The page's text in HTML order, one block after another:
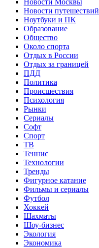
Новости Москвы
Новости путешествий
Ноутбуки и ПК
Образование
Общество
Около спорта
Отдых в России
Отдых за границей
ПДД
Политика
Происшествия
Психология
Рынки
Сериалы
Софт
Спорт
ТВ
Теннис
Технологии
Тренды
Фигурное катание
Фильмы и сериалы
Футбол
Хоккей
Шахматы
Шоу-бизнес
Экология
Экономика